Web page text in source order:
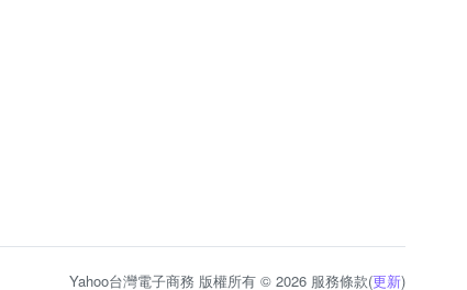
Yahoo台灣電子商務 版權所有 © 2026 服務條款(更新)